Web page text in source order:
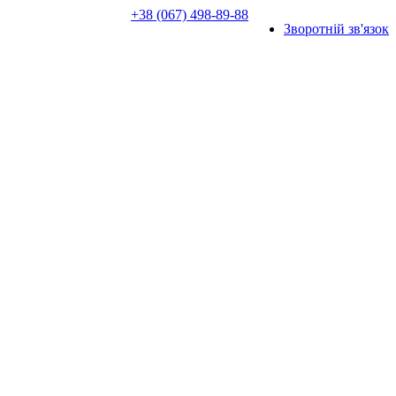
+38 (067) 498-89-88
Зворотній зв'язок